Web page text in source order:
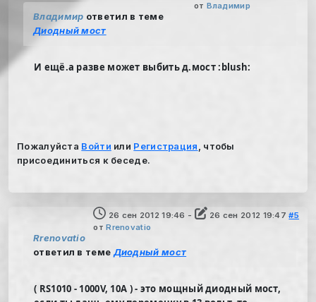
от Владимир
Владимир ответил в теме
Диодный мост
И ещё.а разве может выбить д.мост :blush:
Пожалуйста Войти или Регистрация
, чтобы
присоединиться к беседе.
26 сен 2012 19:46 - 26 сен 2012 19:47 #5
отRrenovatio
Rrenovatio
ответил в теме Диодный мост
( RS1010 - 1000V, 10A ) - это мощный диодный мост,